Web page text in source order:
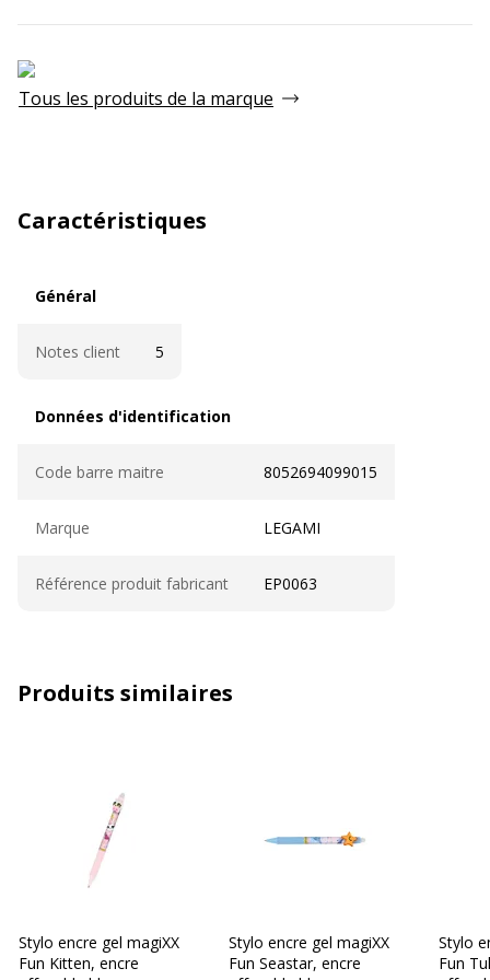
Tous les produits de la marque
Caractéristiques
Général
Notes client 5
Données d'identification
Code barre maitre 8052694099015
Marque LEGAMI
Référence produit fabricant EP0063
Produits similaires
Stylo encre gel magiXX
Fun Kitten, encre
Stylo encre gel magiXX
Fun Seastar, encre
Stylo
Fun